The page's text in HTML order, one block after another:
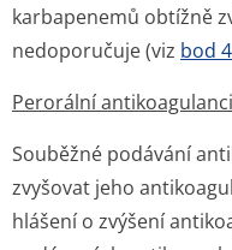
karbapenemů obtížně
nedoporučuje (viz bod
Perorální
Souběžné podávání
zvyšovat jeho
hlášení o zvýšení